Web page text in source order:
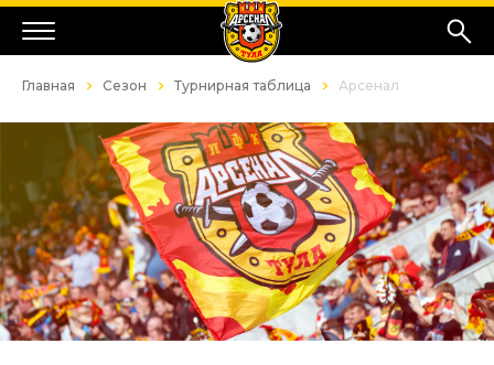
Главная Сезон Турнирная таблица Арсенал